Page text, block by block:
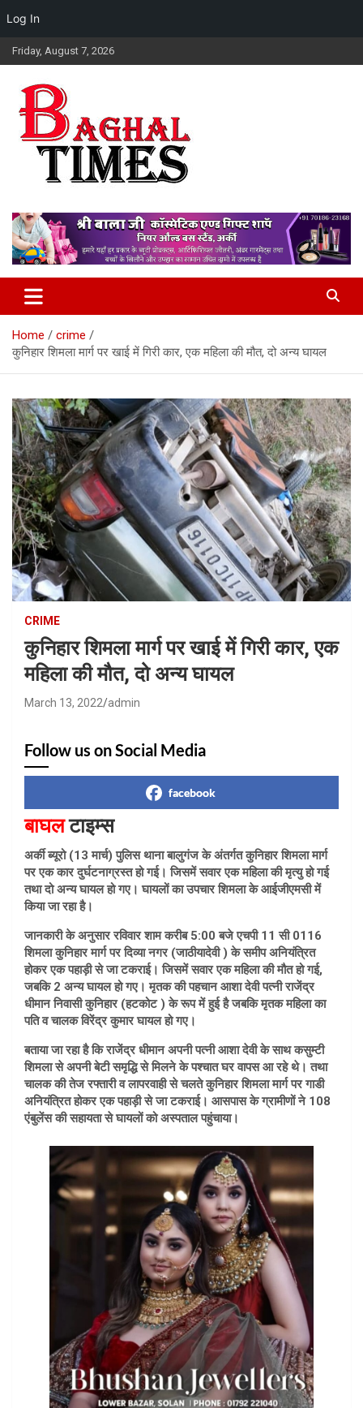
Log In
Skip
to
Friday, August 7, 2026
Baghal Times : Breaking News,
Himachal Hindi News, Latest
Himachal News, HP News.
Financial And Business News, Sports, Automobile, Entertainment,
Latest Gadget News, Lifestyle, Health, And Latest Updates From
Around The World.
Home
crime
कुनिहार शिमला मार्ग पर खाई में गिरी कार, एक महिला की मौत, दो अन्य घायल
CRIME
कुनिहार शिमला मार्ग पर खाई में गिरी कार, एक
महिला की मौत, दो अन्य घायल
March 13, 2022 admin
Follow us on Social Media
facebook
बाघलटाइम्स
अर्की ब्यूरो (13 मार्च) पुलिस थाना बालुगंज के अंतर्गत कुनिहार शिमला मार्ग
पर एक कार दुर्घटनाग्रस्त हो गई। जिसमें सवार एक महिला की मृत्यु हो गई
तथा दो अन्य घायल हो गए। घायलों का उपचार शिमला के आईजीएमसी में
किया जा रहा है।
जानकारी के अनुसार रविवार शाम करीब 5:00 बजे एचपी 11 सी 0116
शिमला कुनिहार मार्ग पर दिव्या नगर (जाठीयादेवी ) के समीप अनियंत्रित
होकर एक पहाड़ी से जा टकराई। जिसमें सवार एक महिला की मौत हो गई,
जबकि 2 अन्य घायल हो गए। मृतक की पहचान आशा देवी पत्नी राजेंद्र
धीमान निवासी कुनिहार (हटकोट ) के रूप में हुई है जबकि मृतक महिला का
पति व चालक विरेंद्र कुमार घायल हो गए।
बताया जा रहा है कि राजेंद्र धीमान अपनी पत्नी आशा देवी के साथ कसुम्टी
शिमला से अपनी बेटी समृद्धि से मिलने के पश्चात घर वापस आ रहे थे। तथा
चालक की तेज रफ्तारी व लापरवाही से चलते कुनिहार शिमला मार्ग पर गाडी
अनियंत्रित होकर एक पहाड़ी से जा टकराई। आसपास के ग्रामीणों ने 108
एंबुलेंस की सहायता से घायलों को अस्पताल पहुंचाया।